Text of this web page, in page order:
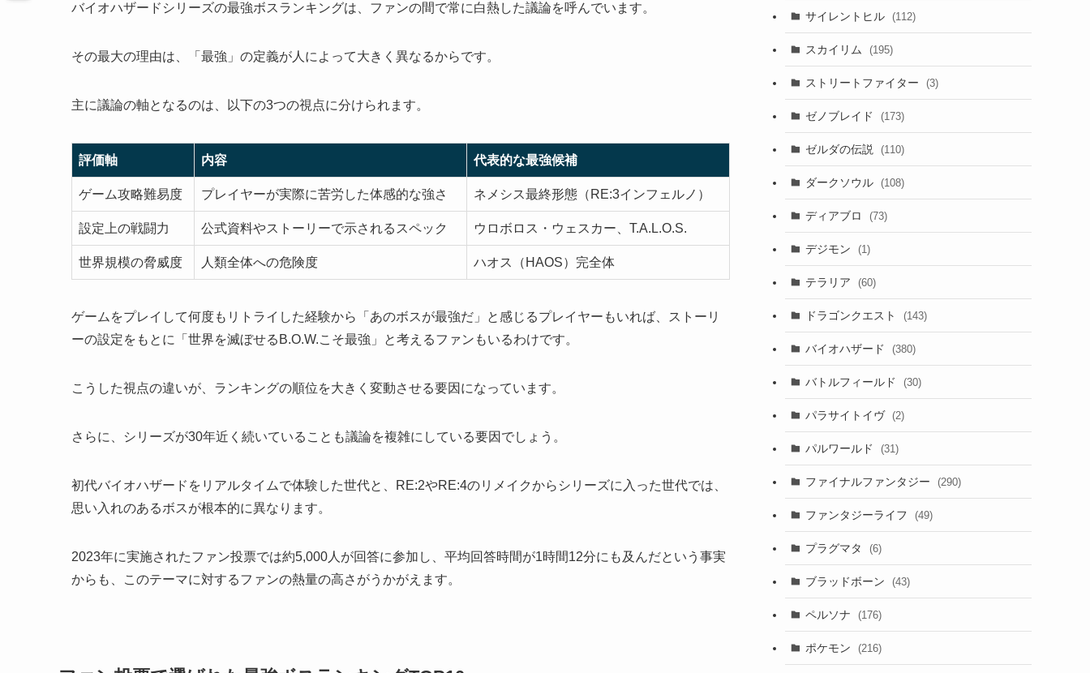
バイオハザードシリーズの最強ボスランキングは、ファンの間で常に白熱した議論を呼んでいます。
その最大の理由は、「最強」の定義が人によって大きく異なるからです。
主に議論の軸となるのは、以下の3つの視点に分けられます。
評価軸 内容 代表的な最強候補
ゲーム攻略難易度 プレイヤーが実際に苦労した体感的な強さ ネメシス最終形態（RE:3インフェルノ）
設定上の戦闘力 公式資料やストーリーで示されるスペック ウロボロス・ウェスカー、T.A.L.O.S.
世界規模の脅威度 人類全体への危険度 ハオス（HAOS）完全体
ゲームをプレイして何度もリトライした経験から「あのボスが最強だ」と感じるプレイヤーもいれば、ストーリ
ーの設定をもとに「世界を滅ぼせるB.O.W.こそ最強」と考えるファンもいるわけです。
こうした視点の違いが、ランキングの順位を大きく変動させる要因になっています。
さらに、シリーズが30年近く続いていることも議論を複雑にしている要因でしょう。
初代バイオハザードをリアルタイムで体験した世代と、RE:2やRE:4のリメイクからシリーズに入った世代では、
思い入れのあるボスが根本的に異なります。
2023年に実施されたファン投票では約5,000人が回答に参加し、平均回答時間が1時間12分にも及んだという事実
からも、このテーマに対するファンの熱量の高さがうかがえます。
サイレントヒル (112)
スカイリム (195)
ストリートファイター (3)
ゼノブレイド (173)
ゼルダの伝説 (110)
ダークソウル (108)
ディアブロ (73)
デジモン (1)
テラリア (60)
ドラゴンクエスト (143)
バイオハザード (380)
バトルフィールド (30)
パラサイトイヴ (2)
パルワールド (31)
ファイナルファンタジー (290)
ファンタジーライフ (49)
プラグマタ (6)
ブラッドボーン (43)
ペルソナ (176)
ポケモン (216)